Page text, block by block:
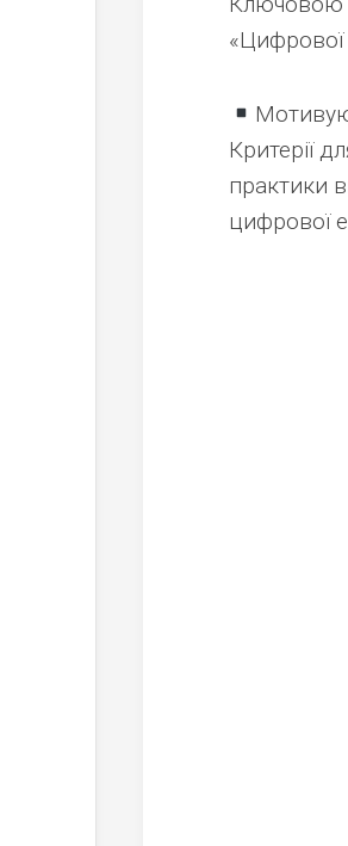
Критерії
практики
цифрової